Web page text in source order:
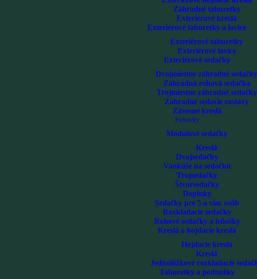
Záhradné taburetky
Exteriérové kreslá
Exteriérové taburetky a lavice
Exteriérové taburetky
Exteriérové lavice
Exteriérové sedačky
Dvojmiestne záhradné sedačky
Záhradná rohová sedačka
Trojmiestne záhradné sedačky
Záhradné sedacie zostavy
Závesné kreslá
Pohovky
Modulové sedačky
Kreslá
Dvojsedačky
Vankúše na sedačku
Trojsedačky
Štvorsedačky
Doplnky
Sedačky pre 5 a viac osôb
Rozkladacie sedačky
Rohové sedačky a leňošky
Kreslá a hojdacie kreslá
Hojdacie kreslá
Kreslá
Jednolôžkové rozkladacie
Taburetky a podnožky